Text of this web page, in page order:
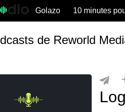
Golazo 10 minutes
de Reworld